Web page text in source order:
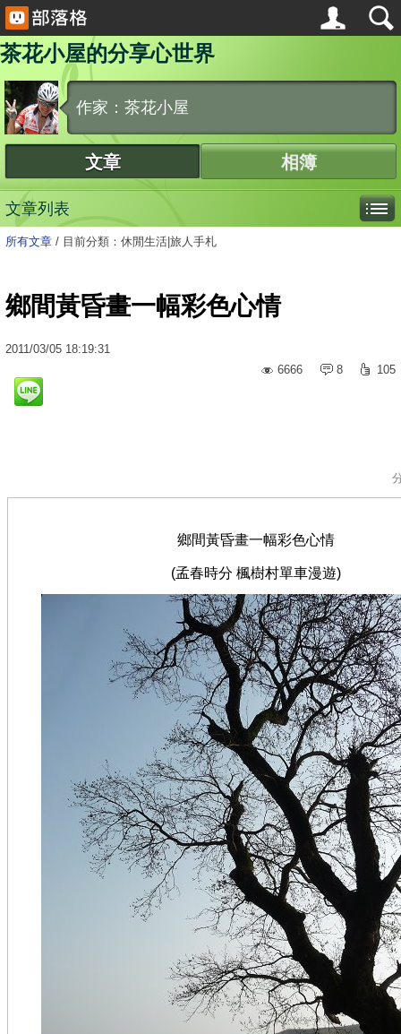
茶花小屋的分享心世界
作家：茶花小屋
文章 相簿
文章列表
所有文章 / 目前分類：休閒生活|旅人手札
鄉間黃昏畫一幅彩色心情
2011/03/05 18:19:31
6666
8 105
鄉間黃昏畫一幅彩色心情
(孟春時分 楓樹村單車漫遊)